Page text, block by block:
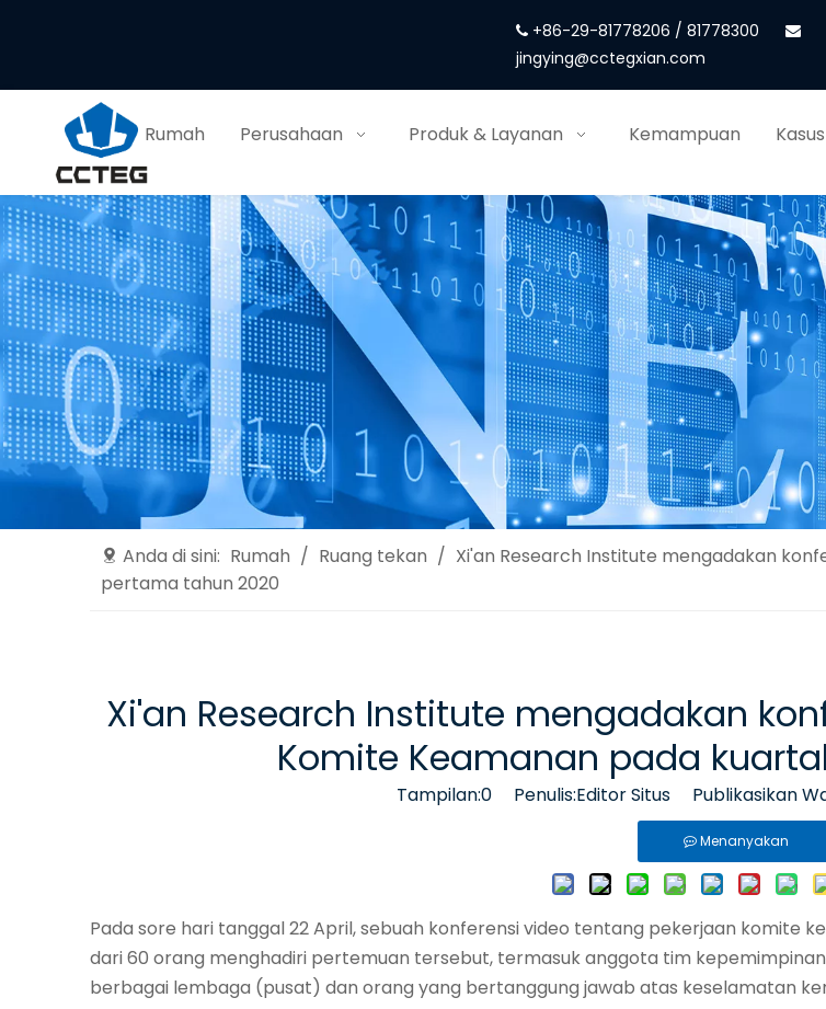
 +86-29-81778206 / 81778300
jingying@cctegxian.com
Rumah Perusahaan Produk & Layanan Kemampuan Kasus
Anda di sini: Rumah / Ruang tekan / Xi'an Research Institute mengadakan
pertama tahun 2020
Xi'an Research Institute mengadakan
Komite Keamanan pada
Tampilan:0 Penulis:Editor Situs Publikasikan
Menanyakan
Pada sore hari tanggal 22 April, sebuah konferensi video tentang pekerjaan komite
dari 60 orang menghadiri pertemuan tersebut, termasuk anggota tim
berbagai lembaga (pusat) dan orang yang bertanggung jawab atas keselamatan